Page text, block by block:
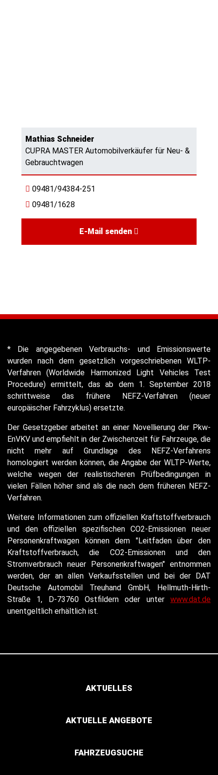
Mathias Schneider
CUPRA MASTER Automobilverkäufer für Neu- &
Gebrauchtwagen
09481/94384-251
09481/1628
E-Mail senden
* Die angegebenen Verbrauchs- und Emissionswerte
wurden nach dem gesetzlich vorgeschriebenen WLTP-
Verfahren (Worldwide Harmonized Light Vehicles Test
Procedure) ermittelt, das ab dem 1. September 2018
schrittweise das frühere NEFZ-Verfahren (neuer
europäischer Fahrzyklus) ersetzte.
Der Gesetzgeber arbeitet an einer Novellierung der Pkw-
EnVKV und empfiehlt in der Zwischenzeit für Fahrzeuge, die
nicht mehr auf Grundlage des NEFZ-Verfahrens
homologiert werden können, die Angabe der WLTP-Werte,
welche wegen der realistischeren Prüfbedingungen in
vielen Fällen höher sind als die nach dem früheren NEFZ-
Verfahren.
Weitere Informationen zum offiziellen Kraftstoffverbrauch
und den offiziellen spezifischen CO2-Emissionen neuer
Personenkraftwagen können dem "Leitfaden über den
Kraftstoffverbrauch, die CO2-Emissionen und den
Stromverbrauch neuer Personenkraftwagen" entnommen
werden, der an allen Verkaufsstellen und bei der DAT
Deutsche Automobil Treuhand GmbH, Hellmuth-Hirth-
Straße 1, D-73760 Ostfildern oder unter www.dat.de
unentgeltlich erhältlich ist.
AKTUELLES
AKTUELLE ANGEBOTE
FAHRZEUGSUCHE